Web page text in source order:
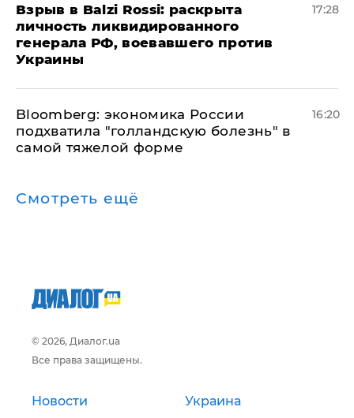
​Взрыв в Balzi Rossi: раскрыта
личность ликвидированного
генерала РФ, воевавшего против
Украины
17:28
Bloomberg: экономика России
подхватила "голландскую болезнь" в
самой тяжелой форме
16:20
Смотреть ещё
© 2026, Диалог.ua
Все права защищены.
Новости Украина